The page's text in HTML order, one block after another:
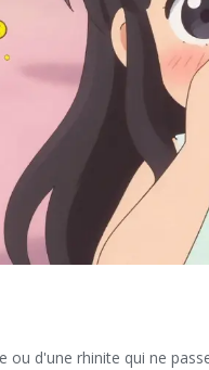
ou d'une rhinite qui ne